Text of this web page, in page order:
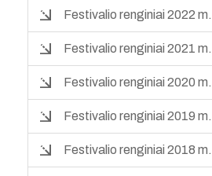
Festivalio renginiai 2022 m.
Festivalio renginiai 2021 m.
Festivalio renginiai 2020 m.
Festivalio renginiai 2019 m.
Festivalio renginiai 2018 m.